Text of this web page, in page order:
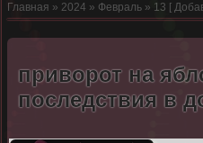
Главная » 2024 » Февраль » 13 [
приворот на
последствия в